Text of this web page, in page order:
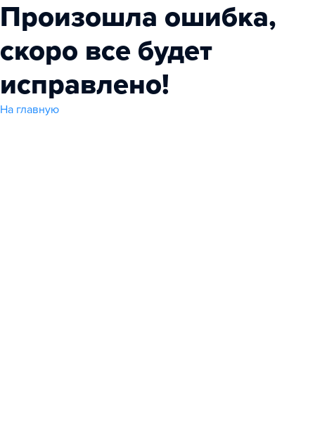
Произошла ошибка,
скоро все будет
исправлено!
На главную